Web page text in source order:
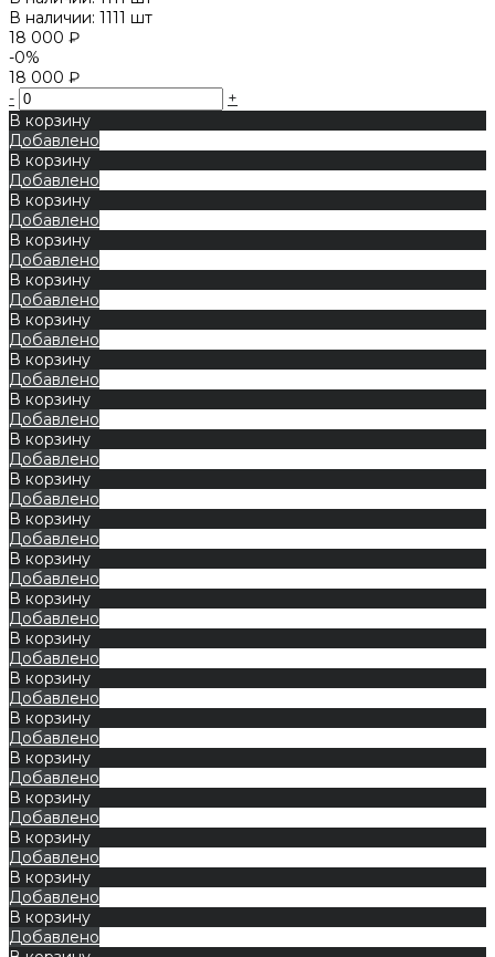
В наличии: 1111 шт
18 000 ₽
-0%
18 000 ₽
-
+
В корзину
Добавлено
В корзину
Добавлено
В корзину
Добавлено
В корзину
Добавлено
В корзину
Добавлено
В корзину
Добавлено
В корзину
Добавлено
В корзину
Добавлено
В корзину
Добавлено
В корзину
Добавлено
В корзину
Добавлено
В корзину
Добавлено
В корзину
Добавлено
В корзину
Добавлено
В корзину
Добавлено
В корзину
Добавлено
В корзину
Добавлено
В корзину
Добавлено
В корзину
Добавлено
В корзину
Добавлено
В корзину
Добавлено